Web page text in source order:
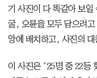
기 사진이 다 똑같아 보일
굴, 오륜을 모두 담으려
앙에 배치하고, 사진의
이 사진은 ‘25명 중 22등